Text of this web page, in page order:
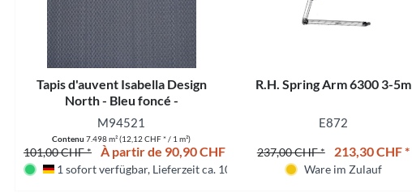
Tapis d'auvent Isabella Design
North - Bleu foncé -
M94521
Contenu7.498 m²(12,12 CHF * / 1 m²)
101,00 CHF * À partir de 90,90 CHF *
Deutschland
1 sofort verfügbar, Lieferzeit ca. 10 Tagen
R.H. Spring Arm 6300 3-5m
E872
237,00 CHF * 213,30 CHF *
Ware im Zulauf